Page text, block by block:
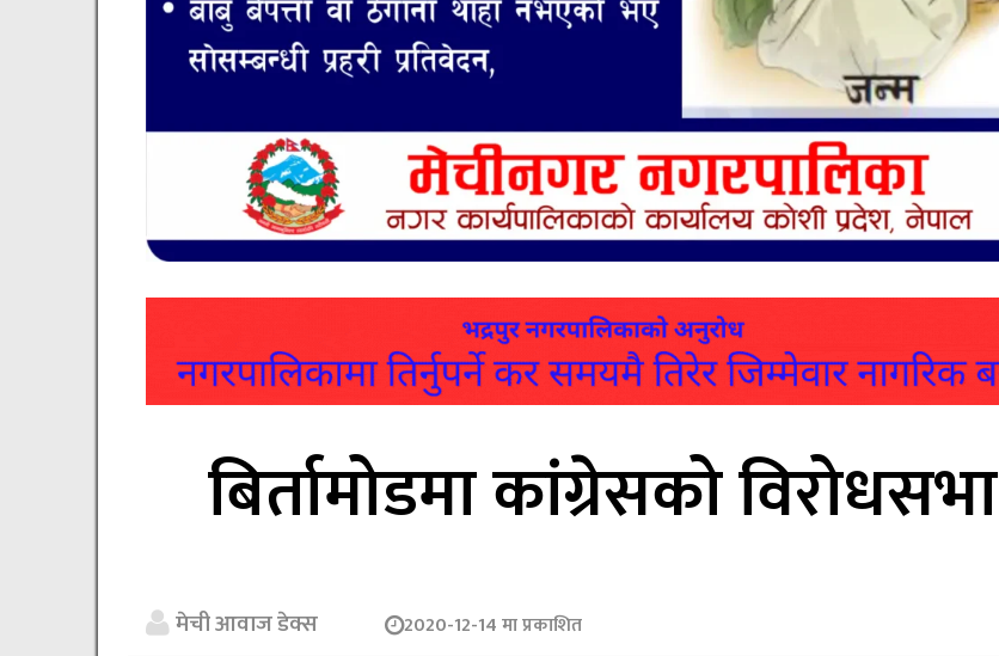
बिर्तामोडमा कांग्रेसको विरोधसभा
मेची आवाज डेक्स 2020-12-14 मा प्रकाशित